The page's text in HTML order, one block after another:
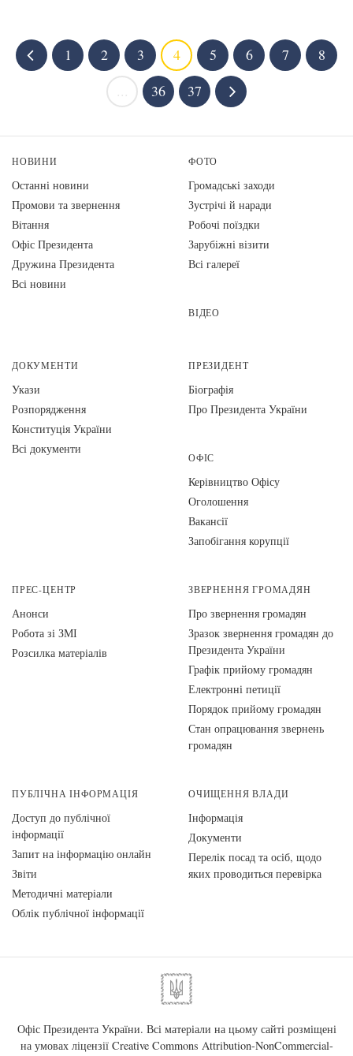
1 2 3 4 5 6 7
8
36 37
НОВИНИ
Останні новини
Промови та звернення
Вiтання
Офіс Президента
Дружина Президента
Всі новини
ФОТО
Громадські заходи
Зустрічі й наради
Робочі поїздки
Зарубіжні візити
Всі галереї
ВІДЕО
ДОКУМЕНТИ
Укази
Розпорядження
Конституція України
Всі документи
ПРЕЗИДЕНТ
Біографія
Про Президента України
ОФІС
Керівництво Офісу
Оголошення
Вакансії
Запобігання корупції
ПРЕС-ЦЕНТР
Анонси
Робота зі ЗМІ
Розсилка матеріалів
ЗВЕРНЕННЯ ГРОМАДЯН
Про звернення громадян
Зразок звернення громадян до
Президента України
Графік прийому громадян
Електронні петиції
Порядок прийому громадян
Стан опрацювання звернень
громадян
ПУБЛІЧНА ІНФОРМАЦІЯ
Доступ до публічної
інформації
Запит на інформацію онлайн
Звіти
Методичні матеріали
Облік публічної інформації
ОЧИЩЕННЯ ВЛАДИ
Інформація
Документи
Перелік посад та осіб, щодо
яких проводиться перевірка
Офіс Президента України. Всі матеріали на цьому сайті розміщені
на умовах ліцензії Creative Commons Attribution-NonCommercial-